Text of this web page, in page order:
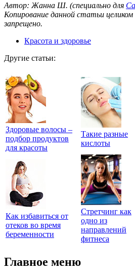
Автор: Жанна Ш. (специально для
Копирование данной статьи
запрещено.
Красота и здоровье
Другие статьи:
Здоровые волосы –
подбор продуктов
для красоты
Такие разные
кислоты
Как избавиться от
отеков во время
беременности
Стретчинг как
одно из
направлений
фитнеса
Главное меню